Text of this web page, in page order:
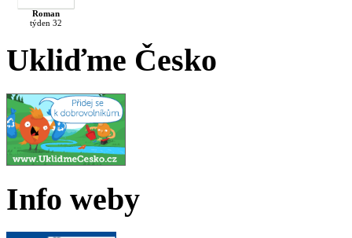
Roman
týden 32
Ukliďme Česko
Info weby